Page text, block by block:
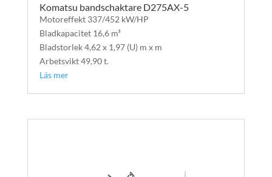
Komatsu bandschaktare D275AX-5
Motoreffekt 337/452 kW/HP
Bladkapacitet 16,6 m³
Bladstorlek 4,62 x 1,97 (U) m x m
Arbetsvikt 49,90 t.
Läs mer